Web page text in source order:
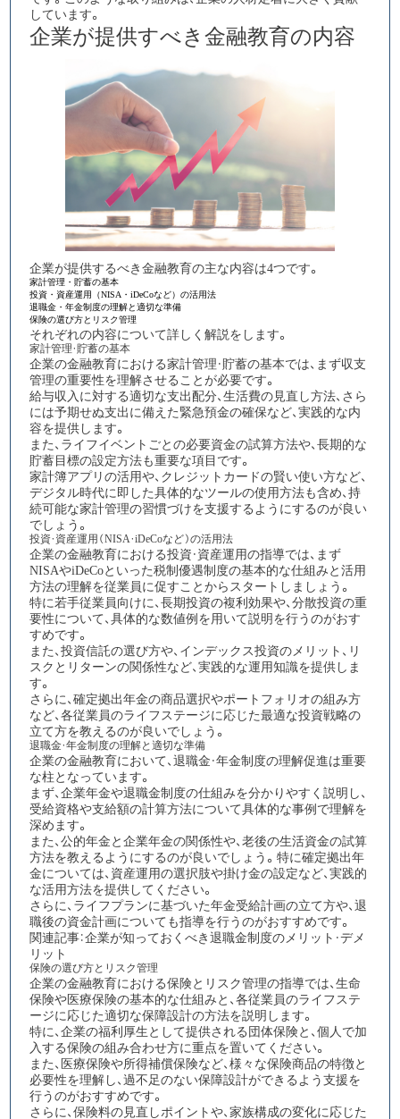
しています。​​​​​​​​​​​​​​​​
企業が提供すべき金融教育の内容
企業が提供するべき金融教育の主な内容は4つです。
家計管理・貯蓄の基本
投資・資産運用（NISA・iDeCoなど）の活用法
退職金・年金制度の理解と適切な準備
保険の選び方とリスク管理
それぞれの内容について詳しく解説をします。
家計管理・貯蓄の基本
企業の金融教育における家計管理・貯蓄の基本では、まず収支
管理の重要性を理解させる ことが必要です。
給与収入に対する適切な支出配分、生活費の見直し方法、さら
には予期せぬ支出に備えた緊急預金の確保など、実践的な内
容を提供します。
また、ライフイベントごとの必要資金の試算方法や、長期的な
貯蓄目標の設定方法も重要な項目です。
家計簿アプリの活用や、クレジットカードの賢い使い方など、
デジタル時代に即した具体的なツールの使用方法も含め、持
続可能な家計管理の習慣づけを支援するようにするのが良い
でしょう。​​​​​​​​​​​​​​​​
投資・資産運用（NISA・iDeCoなど）の活用法
企業の金融教育における投資・資産運用の指導では、まず
NISAやiDeCoといった税制優遇制度の基本的な仕組みと活用
方法の理解を従業員に促すことからスタートしましょう。
特に若手従業員向けに、長期投資の複利効果や、分散投資の重
要性について、具体的な数値例を用いて説明を行うのがおす
すめです。
また、投資信託の選び方や、インデックス投資のメリット、リ
スクとリターンの関係性など、実践的な運用知識を提供しま
す。
さらに、確定拠出年金の商品選択やポートフォリオの組み方
など、各従業員のライフステージに応じた最適な投資戦略の
立て方を教えるのが良いでしょう。
退職金・年金制度の理解と適切な準備
企業の金融教育において、退職金・年金制度の理解促進は重要
な柱となっています。
まず、企業年金や退職金制度の仕組みを分かりやすく説明し、
受給資格や支給額の計算方法について具体的な事例で理解を
深めます。
また、公的年金と企業年金の関係性や、老後の生活資金の試算
方法を教えるようにするのが良いでしょう。特に確定拠出年
金については、資産運用の選択肢や掛け金の設定など、実践的
な活用方法を提供してください。
さらに、ライフプランに基づいた年金受給計画の立て方や、退
職後の資金計画についても指導を行うのがおすすめです。
関連記事：企業が知っておくべき退職金制度のメリット・デメ
リット​​​​​​​​​​​​​​​​
保険の選び方とリスク管理
企業の金融教育における保険とリスク管理の指導では、生命
保険や医療保険の基本的な仕組み と、各従業員のライフステ
ージに応じた適切な保障設計の方法を説明します。
特に、企業の福利厚生として提供される団体保険と、個人で加
入する保険の組み合わせ方に重点を置いてください。
また、医療保険や所得補償保険など、様々な保険商品の特徴と
必要性を理解し、過不足のない保障設計ができるよう支援を
行うのがおすすめです。
さらに、保険料の見直しポイントや、家族構成の変化に応じた